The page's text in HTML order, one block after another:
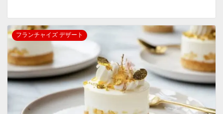
フランチャイズ デザート